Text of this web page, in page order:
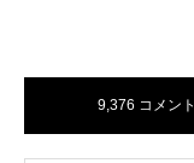
9,376 コメント